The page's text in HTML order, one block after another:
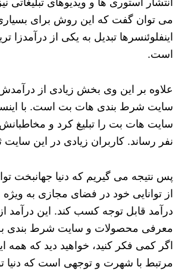
انتشار استوری ها و ویدیوهای تبلیغاتی
می توان گفت که این روش برای
اینفلوئنسرها تبدیل به یکی از درآمدزا
است.
علاوه بر این وی بخش زیادی از
سایت شرط بندی هات بت است. با
سایت هات بت را تبلیغ کرد و مخاطبانش
نفر رساند. کاربران زیادی در این سایت
پس نتیجه می گیریم که دنیا جهانبخت
از توانایی خود در فضای مجازی به ویژه
درآمد قابل توجه کسب کند. این درآمد
معرفی محصولات و سایت شرط بندی
اگر کمی فکر کنید، خواهید دید که همه
مرتبط با شهرت و توجهی است که دنیا